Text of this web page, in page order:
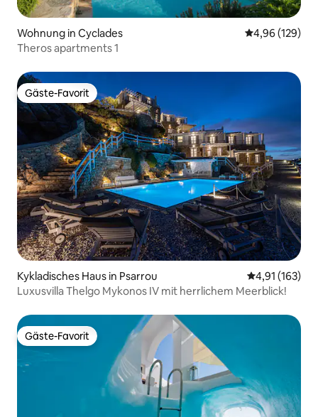
Wohnung in Cyclades
4,96 (129)
Theros apartments 1
Gäste-Favorit
Gäste-Favorit
Kykladisches Haus in Psarrou
4,91 (163)
Luxusvilla Thelgo Mykonos IV mit herrlichem Meerblick!
Gäste-Favorit
Gäste-Favorit